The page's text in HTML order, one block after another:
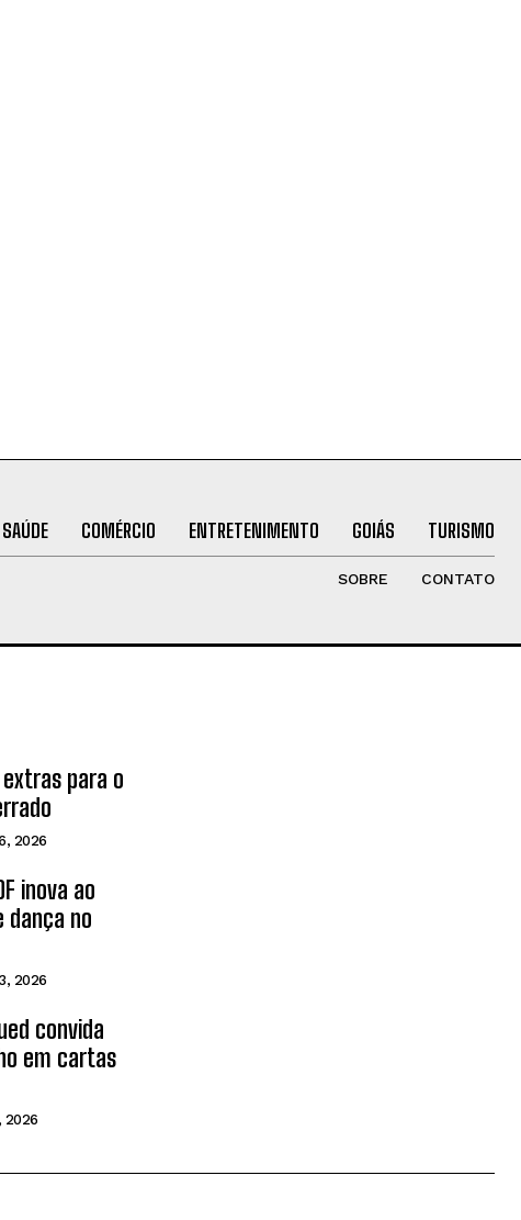
SAÚDE COMÉRCIO ENTRETENIMENTO GOIÁS TURISMO
SOBRE CONTATO
para o
2026
inova ao
dança no
2026
convida
em cartas
2026